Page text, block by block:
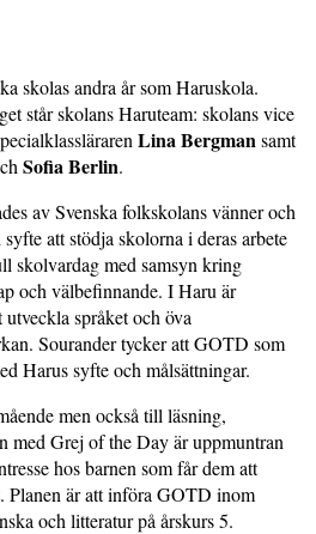
skolas andra år som Haruskola.
står skolans Haruteam: skolans vice
Lina Bergmansamt
Sofia Berlin.
av Svenska folkskolans vänner och
att stödja skolorna i deras arbete
skolvardag med samsyn kring
och välbefinnande. I Haru är
språket och öva
Sourander tycker att GOTD som
Harus syfte och målsättningar.
men också till läsning,
med Grej of the Day är uppmuntran
hos barnen som får dem att
Planen är att införa GOTD inom
och litteratur på årskurs 5.